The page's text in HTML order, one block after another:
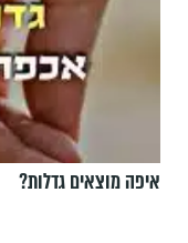
איפה מוצאים גדלות?